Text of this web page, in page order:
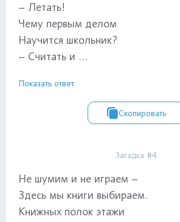
– Летать!
Чему первым делом
Научится школьник?
– Считать и ...
Показать ответ
Скопировать
Загадка #4
Не шумим и не играем –
Здесь мы книги выбираем.
Книжных полок этажи